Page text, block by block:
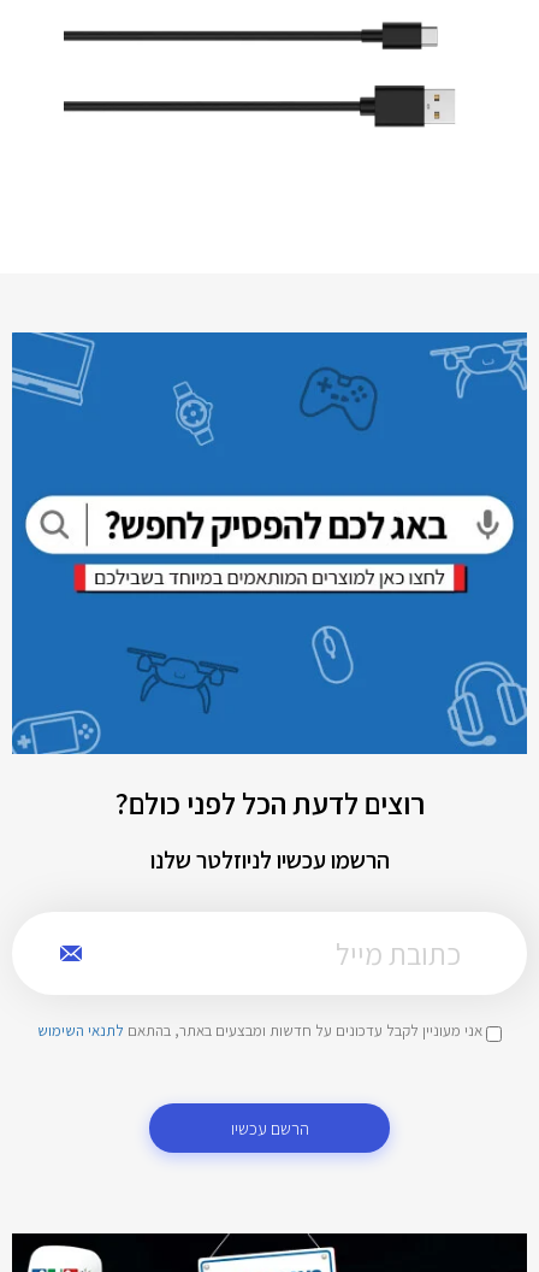
רוצים לדעת הכל לפני כולם?
הרשמו עכשיו לניוזלטר שלנו
אני מעוניין לקבל עדכונים על חדשות ומבצעים באתר, בהתאם לתנאי השימוש
הרשם עכשיו